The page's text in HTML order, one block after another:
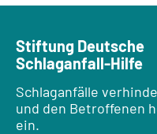
Stiftung Deutsche
Schlaganfall-Hilfe
Schlaganfälle
und den Betroffenen
ein.